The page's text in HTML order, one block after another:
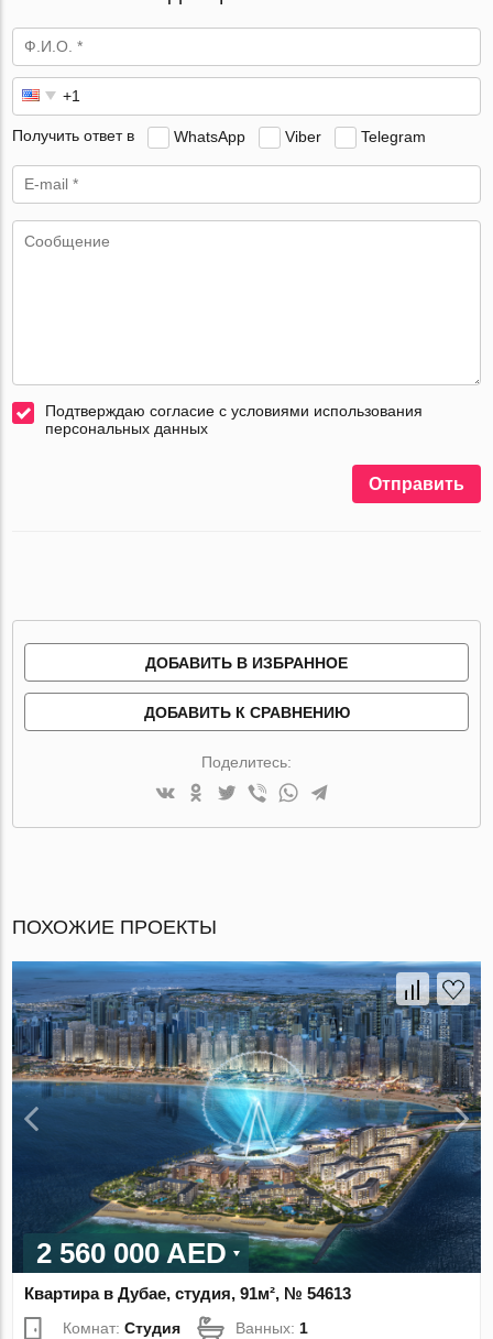
Получить ответ в WhatsApp Viber Telegram
Подтверждаю согласие с условиями использования
персональных данных
Отправить
ДОБАВИТЬ В ИЗБРАННОЕ
ДОБАВИТЬ К СРАВНЕНИЮ
Поделитесь:
ПОХОЖИЕ ПРОЕКТЫ
2 560 000 AED
Квартира в Дубае, студия, 91м², № 54613
Комнат:Студия Ванных:1